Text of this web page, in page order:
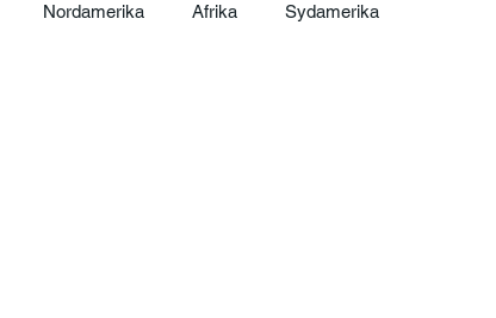
Nordamerika Afrika Sydamerika